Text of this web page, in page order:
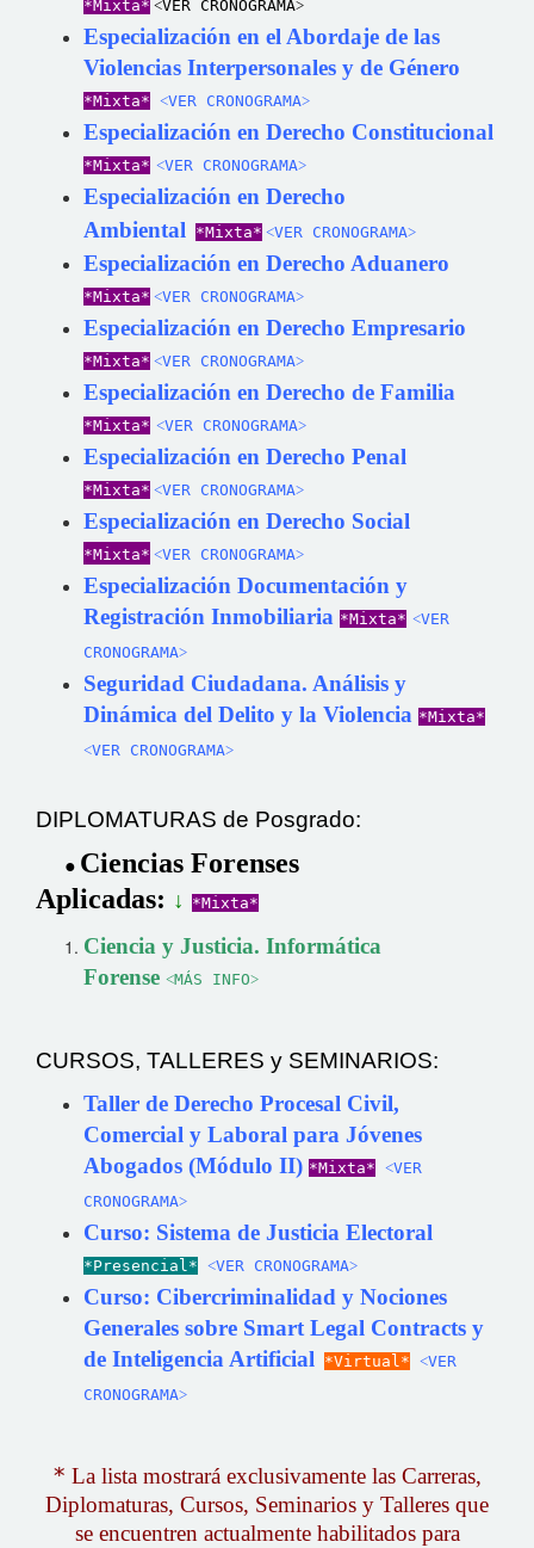
*Mixta* ˂VER CRONOGRAMA˃
Especialización en el Abordaje de las
Violencias Interpersonales y de Género
*Mixta* ˂VER CRONOGRAMA˃
Especialización en Derecho Constitucional
*Mixta* ˂VER CRONOGRAMA˃
Especialización en Derecho
Ambiental
*Mixta* ˂VER CRONOGRAMA˃
Especialización en Derecho Aduanero
*Mixta* ˂VER CRONOGRAMA˃
Especialización en Derecho Empresario
*Mixta* ˂VER CRONOGRAMA˃
Especialización en Derecho de Familia
*Mixta* ˂VER CRONOGRAMA˃
Especialización en Derecho Penal
*Mixta* ˂VER CRONOGRAMA˃
Especialización en Derecho Social
*Mixta* ˂VER CRONOGRAMA˃
Especialización Documentación y
Registración Inmobiliaria *Mixta* ˂VER
CRONOGRAMA˃
Seguridad Ciudadana. Análisis y
Dinámica del Delito y la Violencia *Mixta*
˂VER CRONOGRAMA˃
DIPLOMATURAS de Posgrado:
● Ciencias Forenses
Aplicadas: ↓ *Mixta*
Ciencia y Justicia. Informática
Forense ˂MÁS INFO˃
CURSOS, TALLERES y SEMINARIOS:
Taller de Derecho Procesal Civil,
Comercial y Laboral para Jóvenes
Abogados (Módulo II) *Mixta* ˂VER
CRONOGRAMA˃
Curso: Sistema de Justicia Electoral
*Presencial* ˂VER CRONOGRAMA˃
Curso: Cibercriminalidad y Nociones
Generales sobre Smart Legal Contracts y
de Inteligencia Artificial
*Virtual* ˂VER
CRONOGRAMA˃
* La lista mostrará exclusivamente las Carreras,
Diplomaturas, Cursos, Seminarios y Talleres que
se encuentren actualmente habilitados para